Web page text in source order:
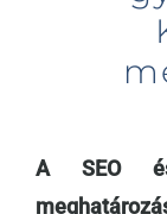
A SEO